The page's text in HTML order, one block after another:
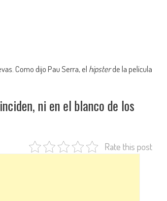
Como dijo Pau Serra, el hipsterde la película
ni en el blanco de los
Rate this post